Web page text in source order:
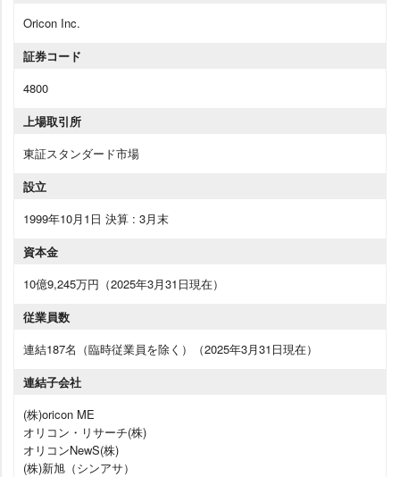
Oricon Inc.
証券コード
4800
上場取引所
東証スタンダード市場
設立
1999年10月1日 決算 : 3月末
資本金
10億9,245万円（2025年3月31日現在）
従業員数
連結187名（臨時従業員を除く）（2025年3月31日現在）
連結子会社
(株)oricon ME
オリコン・リサーチ(株)
オリコンNewS(株)
(株)新旭（シンアサ）